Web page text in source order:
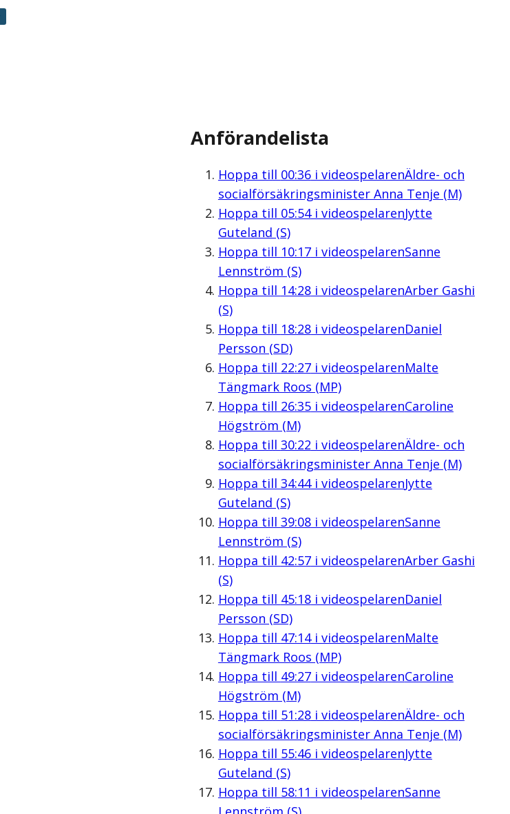
Anförandelista
Hoppa till 00:36i videospelarenÄldre- och
socialförsäkringsminister Anna Tenje (M)
Hoppa till 05:54i videospelarenJytte
Guteland (S)
Hoppa till 10:17i videospelarenSanne
Lennström (S)
Hoppa till 14:28i videospelarenArber Gashi
(S)
Hoppa till 18:28i videospelarenDaniel
Persson (SD)
Hoppa till 22:27i videospelarenMalte
Tängmark Roos (MP)
Hoppa till 26:35i videospelarenCaroline
Högström (M)
Hoppa till 30:22 i videospelarenÄldre- och
socialförsäkringsminister Anna Tenje (M)
Hoppa till 34:44i videospelarenJytte
Guteland (S)
Hoppa till 39:08i videospelarenSanne
Lennström (S)
Hoppa till 42:57i videospelarenArber Gashi
(S)
Hoppa till 45:18i videospelarenDaniel
Persson (SD)
Hoppa till 47:14i videospelarenMalte
Tängmark Roos (MP)
Hoppa till 49:27i videospelarenCaroline
Högström (M)
Hoppa till 51:28i videospelarenÄldre- och
socialförsäkringsminister Anna Tenje (M)
Hoppa till 55:46i videospelarenJytte
Guteland (S)
Hoppa till 58:11 i videospelarenSanne